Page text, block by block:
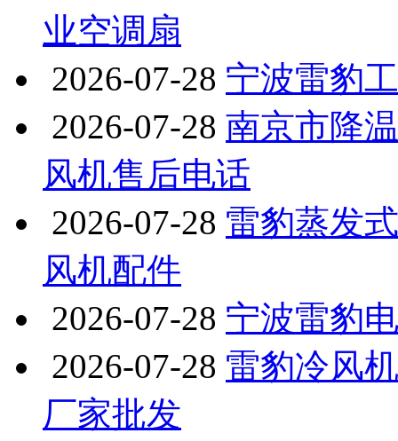
业空调扇
2026-07-28 宁波雷豹
2026-07-28 南京市降
风机售后电话
2026-07-28 雷豹蒸发
风机配件
2026-07-28 宁波雷豹
2026-07-28 雷豹冷风
厂家批发